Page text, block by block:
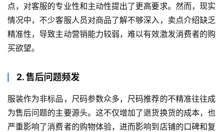
点，对客服的专业性和主动性提出了更高要求。然而，现实
情况中，不少客服人员对商品了解不够深入，卖点介绍缺乏
精准性，导致主动营销能力较弱，难以有效激发消费者的购
买欲望。
2. 售后问题频发
服装作为非标品，尺码参数众多，尺码推荐的不精准往往成
为售后问题的主要源头。这不仅增加了退货换货的成本，也
严重影响了消费者的购物体验，进而影响到店铺的口碑和复